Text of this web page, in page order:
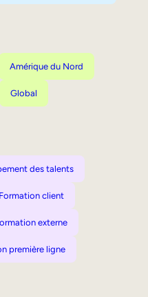
Amérique du Nord
Global
des talents
Formation client
externe
première ligne